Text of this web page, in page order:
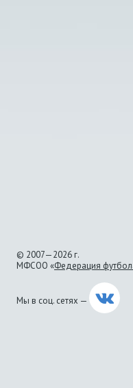
© 2007—2026 г.
МФСОО «Федерация
Мы в соц. сетях —